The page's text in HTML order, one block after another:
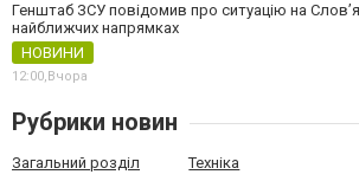
Генштаб ЗСУ повідомив про ситуацію на
найближчих напрямках
НОВИНИ
12:00, Вчора
Рубрики новин
Загальний розділ Техніка